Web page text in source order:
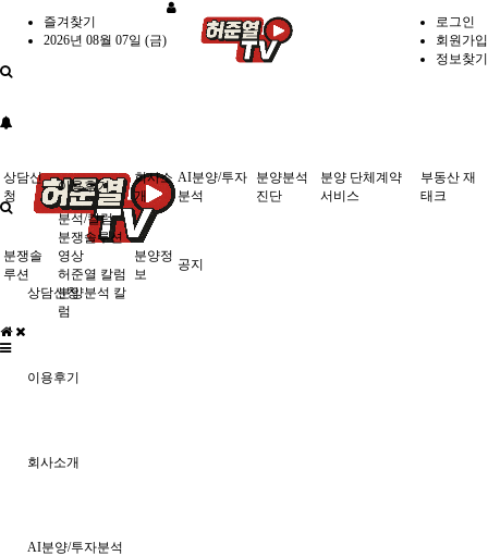
즐겨찾기
2026년 08월 07일 (금)
로그인
회원가입
정보찾기
상담신청
이용후기
회사소개
AI분양/투자분석
상담신
청
이용후기
회사소
개
AI분양/투자
분석
분양분석
진단
분양 단체계약
서비스
부동산 재
태크
분쟁솔
루션
분석/칼럼
분쟁솔루션
영상
허준열 칼럼
분양분석 칼
럼
분양정
보
공지